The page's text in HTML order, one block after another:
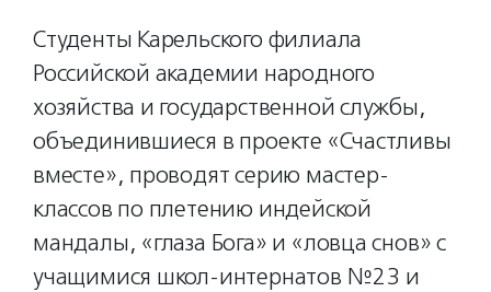
Студенты Карельского филиала
Российской академии народного
хозяйства и государственной службы,
объединившиеся в проекте «Счастливы
вместе», проводят серию мастер-
классов по плетению индейской
мандалы, «глаза Бога» и «ловца снов» с
учащимися школ-интернатов №23 и